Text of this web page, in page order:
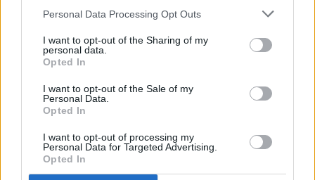
Personal Data Processing Opt Outs
I want to opt-out of the Sharing of my
personal data.
Opted In
I want to opt-out of the Sale of my
Personal Data.
Opted In
I want to opt-out of processing my
Personal Data for Targeted Advertising.
Opted In